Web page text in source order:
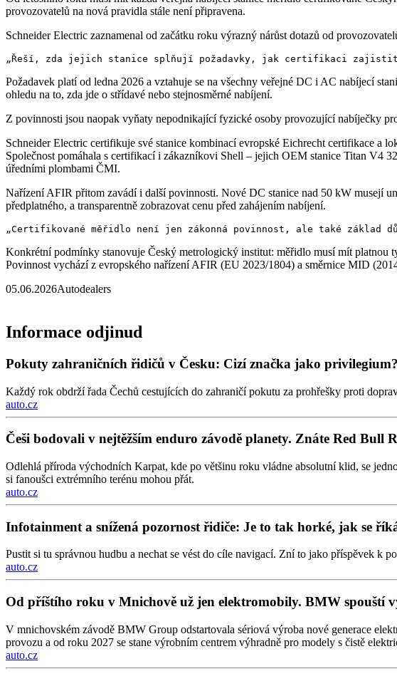
provozovatelů na nová pravidla stále není připravena.
Schneider Electric zaznamenal od začátku roku výrazný nárůst dotazů od
Požadavek platí od ledna 2026 a vztahuje se na všechny veřejné DC i AC nabíjecí
ohledu na to, zda jde o střídavé nebo stejnosměrné nabíjení.
Z povinnosti jsou naopak vyňaty nepodnikající fyzické osoby provozující nabíječky
Schneider Electric certifikuje své stanice kombinací evropské Eichrecht certifikace
Společnost pomáhala s certifikací i zákazníkovi Shell – jejich OEM stanice Titan V4
úředními plombami ČMI.
Nařízení AFIR přitom zavádí i další povinnosti. Nové DC stanice nad 50 kW musejí
předplatného, a transparentně zobrazovat cenu před zahájením nabíjení.
Konkrétní podmínky stanovuje Český metrologický institut: měřidlo musí mít platnou
Povinnost vychází z evropského nařízení AFIR (EU 2023/1804) a směrnice MID
05.06.2026Autodealers
Informace odjinud
Pokuty zahraničních řidičů v Česku: Cizí značka jako privilegium?
Každý rok obdrží řada Čechů cestujících do zahraničí pokutu za prohřešky proti
auto.cz
Češi bodovali v nejtěžším enduro závodě planety. Znáte Red Bull
Odlehlá příroda východních Karpat, kde po většinu roku vládne absolutní klid, se
si fanoušci extrémního terénu mohou přát.
auto.cz
Infotainment a snížená pozornost řidiče: Je to tak horké, jak se
Pustit si tu správnou hudbu a nechat se vést do cíle navigací. Zní to jako příspěvek k
auto.cz
Od příštího roku v Mnichově už jen elektromobily. BMW spouští
V mnichovském závodě BMW Group odstartovala sériová výroba nové generace
provozu a od roku 2027 se stane výrobním centrem výhradně pro modely s čistě
auto.cz